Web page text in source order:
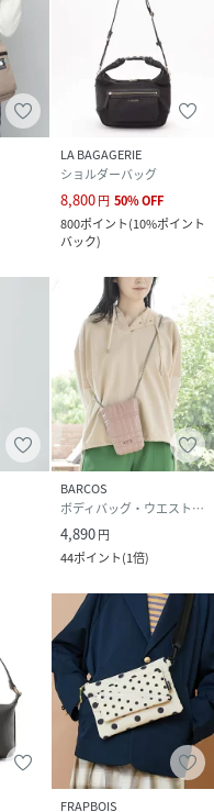
LA BAGAGERIE
ショルダーバッグ
8,800円 50%OFF
800ポイント(10%ポイント
バック)
BARCOS
ボディバッグ・ウエストポーチ
4,890円
44ポイント(1倍)
FRAPBOIS